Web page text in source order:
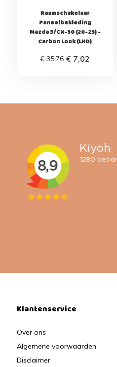
Raamschakelaar
Paneelbekleding
Mazda 3/CX-30 (20-23) -
Carbon Look (LHD)
€ 35,76 € 7,02
Klantenservice
Over ons
Algemene voorwaarden
Disclaimer